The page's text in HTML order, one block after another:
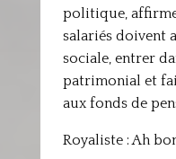
politique,
salariés doivent
sociale, entrer
patrimonial et
aux fonds de
Royaliste : Ah